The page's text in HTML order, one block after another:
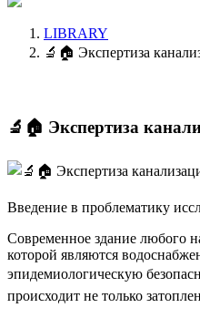
LIBRARY
🔬🏠 Экспертиза
🔬🏠 Экспертиза
Введение в проблематику
Современное здание любого
которой являются
эпидемиологическую
происходит не только